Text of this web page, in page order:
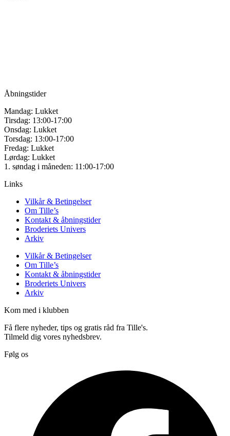
Åbningstider
Mandag: Lukket
Tirsdag: 13:00-17:00
Onsdag: Lukket
Torsdag: 13:00-17:00
Fredag: Lukket
Lørdag: Lukket
1. søndag i måneden: 11:00-17:00
Links
Vilkår & Betingelser
Om Tille’s
Kontakt & åbningstider
Broderiets Univers
Arkiv
Vilkår & Betingelser
Om Tille’s
Kontakt & åbningstider
Broderiets Univers
Arkiv
Kom med i klubben
Få flere nyheder, tips og gratis råd fra Tille's.
Tilmeld dig vores nyhedsbrev.
Følg os